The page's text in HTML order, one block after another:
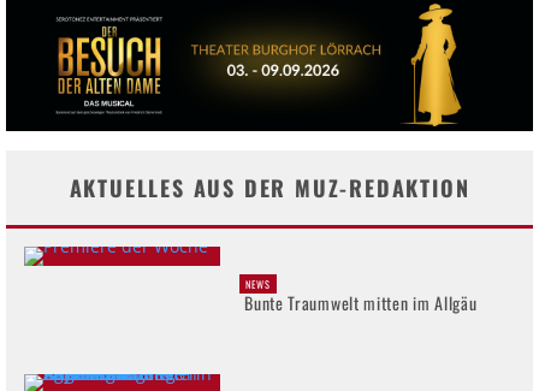
AKTUELLES AUS DER MUZ-REDAKTION
NEWS
Bunte Traumwelt mitten im Allgäu